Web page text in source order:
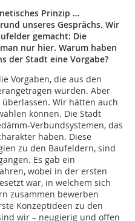
Prinzip …
unseres Gesprächs. Wir
gemacht: Die
nur hier. Warum haben
der Stadt eine Vorgabe?
Vorgaben, die aus den
wurden. Aber
Wir hätten auch
können. Die Stadt
Verbundsystemen, das
haben. Diese
zu den Baufeldern, sind
Es gab ein
wobei in der ersten
war, in welchem sich
zusammen bewerben
Konzeptideen zu den
wir – neugierig und offen